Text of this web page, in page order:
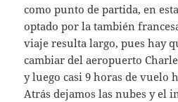
como punto de partida, en
optado por la también
viaje resulta largo, pues hay
cambiar del aeropuerto
y luego casi 9 horas de vuelo
Atrás dejamos las nubes y el